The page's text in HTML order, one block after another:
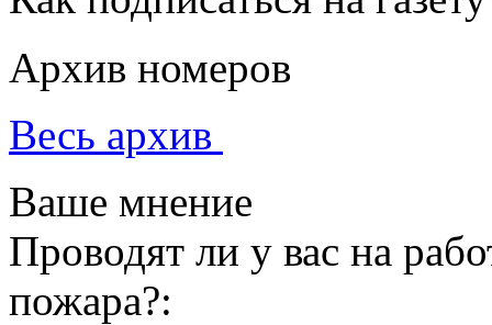
Архив номеров
Весь архив
Ваше мнение
Проводят ли у вас на
пожара?: